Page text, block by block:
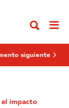
siguiente
impacto